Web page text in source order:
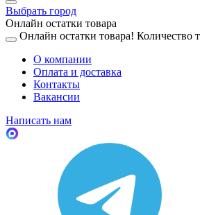
Выбрать город
Онлайн остатки товара
Онлайн остатки товара! Количество
О компании
Оплата и доставка
Контакты
Вакансии
Написать нам